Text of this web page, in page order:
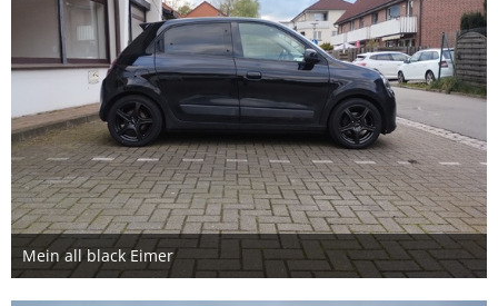
Mein all black Eimer
16. Juni 2025